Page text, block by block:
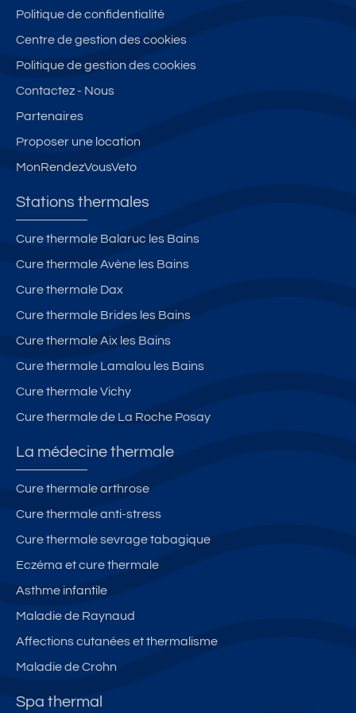
s
s
é
**,
C
e
re
Vi
e
a
x,
a
e
c
T
a
e
e
ur
cl
a
s
é
nt
re
Politique de confidentialité
Centre de gestion des cookies
Politique de gestion des cookies
Contactez - Nous
Partenaires
Proposer une location
MonRendezVousVeto
Stations thermales
Cure thermale Balaruc les Bains
Cure thermale Avène les Bains
Cure thermale Dax
Cure thermale Brides les Bains
Cure thermale Aix les Bains
Cure thermale Lamalou les Bains
Cure thermale Vichy
Cure thermale de La Roche Posay
La médecine thermale
Cure thermale arthrose
Cure thermale anti-stress
Cure thermale sevrage tabagique
Eczéma et cure thermale
Asthme infantile
Maladie de Raynaud
Affections cutanées et thermalisme
Maladie de Crohn
Spa thermal